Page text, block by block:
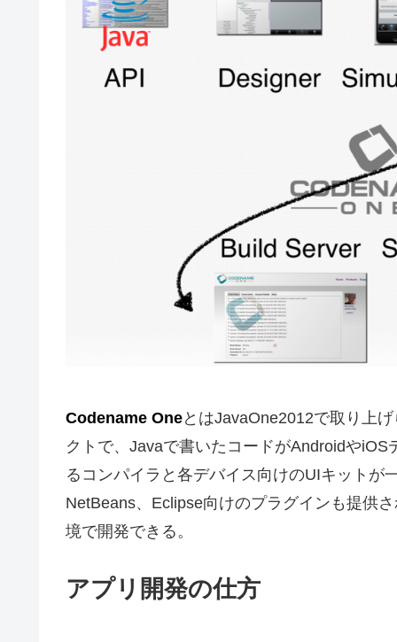
Codename OneとはJavaOne2012で取り上
クトで、Javaで書いたコードがAndroidや
るコンパイラと各デバイス向けのUIキットが
NetBeans、Eclipse向けのプラグインも提供
境で開発できる。
アプリ開発の仕方